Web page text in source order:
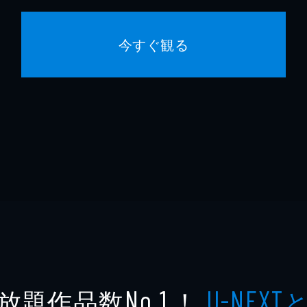
今すぐ観る